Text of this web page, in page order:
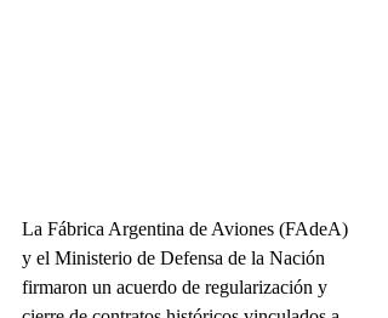
La Fábrica Argentina de Aviones (FAdeA)
y el Ministerio de Defensa de la Nación
firmaron un acuerdo de regularización y